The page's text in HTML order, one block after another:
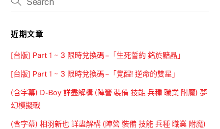
近期文章
[台版] Part 1 ~ 3 限時兌換碼 –「生死誓約 銘於黯晶」
[台版] Part 1 ~ 3 限時兌換碼 –「覺醒! 逆命的雙星」
(含字幕) D-Boy 詳盡解構 (陣營 裝備 技能 兵種 職業 附魔) 夢
幻模擬戰
(含字幕) 相羽新也 詳盡解構 (陣營 裝備 技能 兵種 職業 附魔)